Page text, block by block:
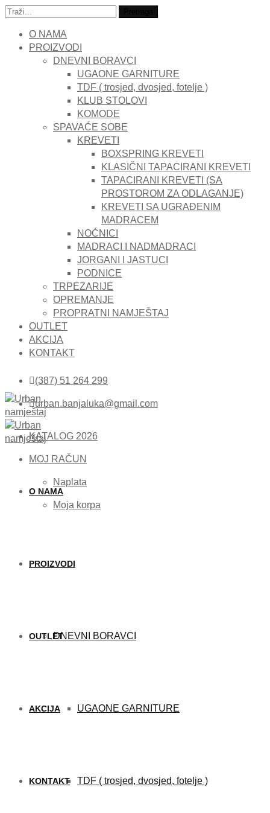
Traži:
O NAMA
PROIZVODI
DNEVNI BORAVCI
UGAONE GARNITURE
TDF ( trosjed, dvosjed, fotelje )
KLUB STOLOVI
KOMODE
SPAVAĆE SOBE
KREVETI
BOXSPRING KREVETI
KLASIČNI TAPACIRANI KREVETI
TAPACIRANI KREVETI (SA
PROSTOROM ZA ODLAGANJE)
KREVETI SA UGRAĐENIM
MADRACEM
NOĆNICI
MADRACI I NADMADRACI
JORGANI I JASTUCI
PODNICE
TRPEZARIJE
OPREMANJE
PROPRATNI NAMJEŠTAJ
OUTLET
AKCIJA
KONTAKT
(387) 51 264 299
urban.banjaluka@gmail.com
KATALOG 2026
MOJ RAČUN
Naplata
Moja korpa
O NAMA
PROIZVODI
DNEVNI BORAVCI
UGAONE GARNITURE
TDF ( trosjed, dvosjed, fotelje )
OUTLET
AKCIJA
KONTAKT